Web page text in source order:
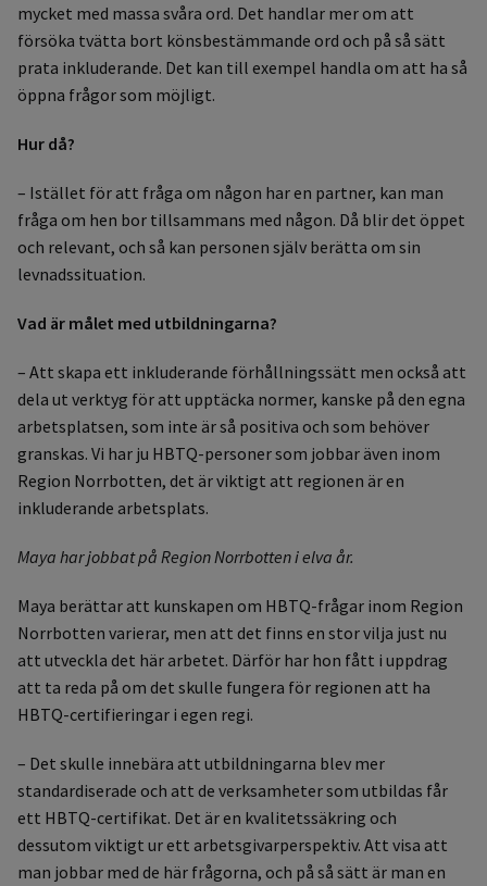
mycket med massa svåra ord. Det handlar mer om att
försöka tvätta bort könsbestämmande ord och på så sätt
prata inkluderande. Det kan till exempel handla om att ha så
öppna frågor som möjligt.
Hur då?
– Istället för att fråga om någon har en partner, kan man
fråga om hen bor tillsammans med någon. Då blir det öppet
och relevant, och så kan personen själv berätta om sin
levnadssituation.
Vad är målet med utbildningarna?
– Att skapa ett inkluderande förhållningssätt men också att
dela ut verktyg för att upptäcka normer, kanske på den egna
arbetsplatsen, som inte är så positiva och som behöver
granskas. Vi har ju HBTQ-personer som jobbar även inom
Region Norrbotten, det är viktigt att regionen är en
inkluderande arbetsplats.
Maya har jobbat på Region Norrbotten i elva år.
Maya berättar att kunskapen om HBTQ-frågar inom Region
Norrbotten varierar, men att det finns en stor vilja just nu
att utveckla det här arbetet. Därför har hon fått i uppdrag
att ta reda på om det skulle fungera för regionen att ha
HBTQ-certifieringar i egen regi.
– Det skulle innebära att utbildningarna blev mer
standardiserade och att de verksamheter som utbildas får
ett HBTQ-certifikat. Det är en kvalitetssäkring och
dessutom viktigt ur ett arbetsgivarperspektiv. Att visa att
man jobbar med de här frågorna, och på så sätt är man en